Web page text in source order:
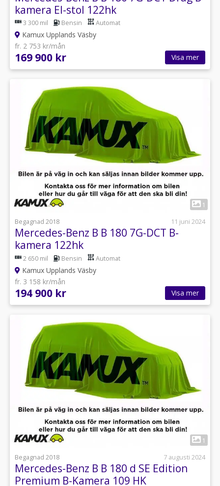
kamera El-stol 122hk
3 300 mil Bensin Automat
Kamux Upplands Väsby
fr. 2 753 kr/mån
169 900 kr Visa mer
1
Begagnad 2018
11 juni 2024
Mercedes-Benz B B 180 7G-DCT B-
kamera 122hk
2 650 mil Bensin Automat
Kamux Upplands Väsby
fr. 3 158 kr/mån
194 900 kr Visa mer
1
Begagnad 2018
7 augusti 2024
Mercedes-Benz B B 180 d SE Edition
Premium B-Kamera 109 HK